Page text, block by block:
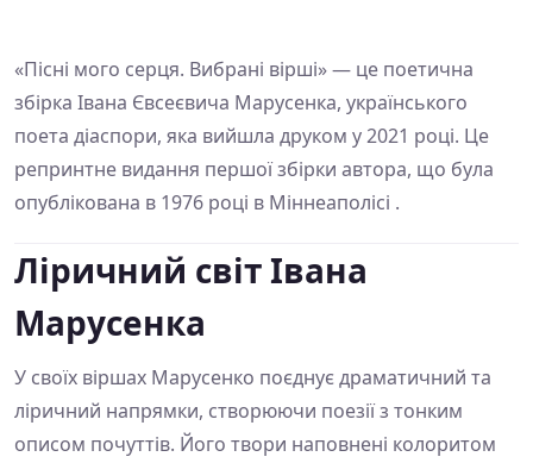
«Пісні мого серця. Вибрані вірші» — це поетична
збірка Івана Євсеєвича Марусенка, українського
поета діаспори, яка вийшла друком у 2021 році. Це
репринтне видання першої збірки автора, що була
опублікована в 1976 році в Міннеаполісі .
Ліричний світ Івана
Марусенка
У своїх віршах Марусенко поєднує драматичний та
ліричний напрямки, створюючи поезії з тонким
описом почуттів. Його твори наповнені колоритом